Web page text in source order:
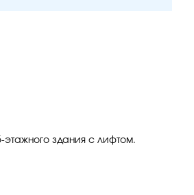
этажного здания с лифтом.